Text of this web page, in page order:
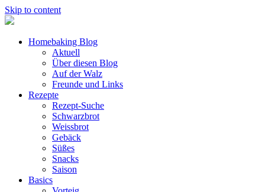
Skip to content
Homebaking Blog
Aktuell
Über diesen Blog
Auf der Walz
Freunde und Links
Rezepte
Rezept-Suche
Schwarzbrot
Weissbrot
Gebäck
Süßes
Snacks
Saison
Basics